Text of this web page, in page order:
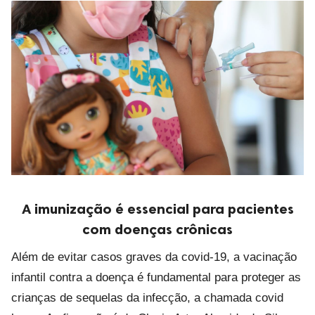
A imunização é essencial para pacientes
com doenças crônicas
Além de evitar casos graves da covid-19, a vacinação
infantil contra a doença é fundamental para proteger as
crianças de sequelas da infecção, a chamada covid